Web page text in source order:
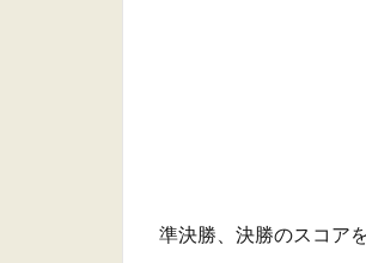
準決勝、決勝のスコア